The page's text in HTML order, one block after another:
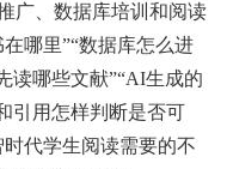
广、数据库培训和阅读
哪里”“数据库怎么进
读哪些文献”“AI生成的
引用怎样判断是否可
代学生阅读需要的不